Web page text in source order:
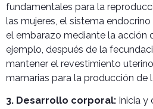
fundamentales para la
las mujeres, el sistema
el embarazo mediante la acción
ejemplo, después de la
mantener el revestimiento
mamarias para la producción de
3. Desarrollo corporal: Inicia y